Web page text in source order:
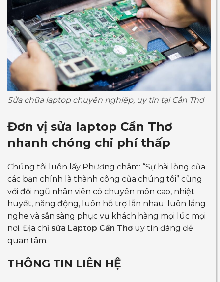
Sửa chữa laptop chuyên nghiệp, uy tín tại Cần Thơ
Đơn vị sửa laptop Cần Thơ
nhanh chóng chi phí thấp
Chúng tôi luôn lấy Phương châm: “Sự hài lòng của
các bạn chính là thành công của chúng tôi” cùng
với đội ngũ nhân viên có chuyên môn cao, nhiệt
huyết, năng động, luôn hỗ trợ lẫn nhau, luôn lắng
nghe và sẵn sàng phục vụ khách hàng mọi lúc mọi
nơi. Địa chỉ sửa Laptop Cần Thơ uy tín đáng để
quan tâm.
THÔNG TIN LIÊN HỆ